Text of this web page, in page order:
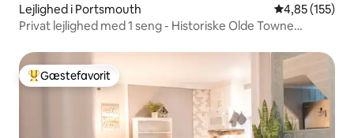
Lejlighed i Portsmouth 4,85 ud af 5 i
4,85 (155)
Privat lejlighed med 1 seng - Historiske Olde Towne
Bedste gæstefavorit
Gæstefavorit